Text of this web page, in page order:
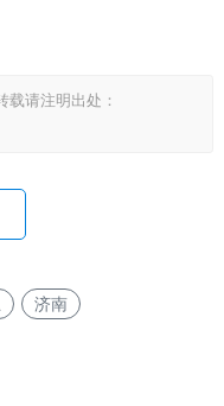
请注明出处：
济南